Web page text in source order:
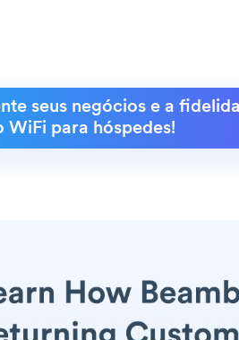
seus negócios e a
WiFi para hóspedes!